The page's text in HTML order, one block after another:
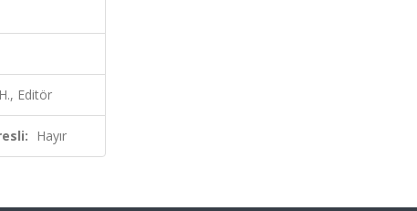
Editör
Hayır